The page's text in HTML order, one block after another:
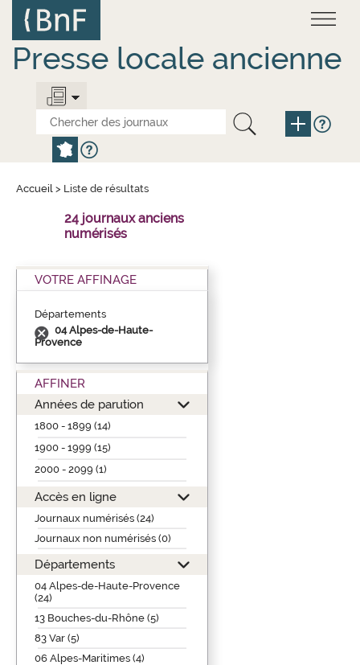
contenu
principal
Presse locale ancienne
Accueil > Liste de résultats
24 journaux anciens
numérisés
VOTRE AFFINAGE
Départements
04 Alpes-de-Haute-
Provence
AFFINER
Années de parution
1800 - 1899 (14)
1900 - 1999 (15)
2000 - 2099 (1)
Accès en ligne
Journaux numérisés (24)
Journaux non numérisés (0)
Départements
04 Alpes-de-Haute-Provence
(24)
13 Bouches-du-Rhône (5)
83 Var (5)
06 Alpes-Maritimes (4)
Panneau de gestion des cookies